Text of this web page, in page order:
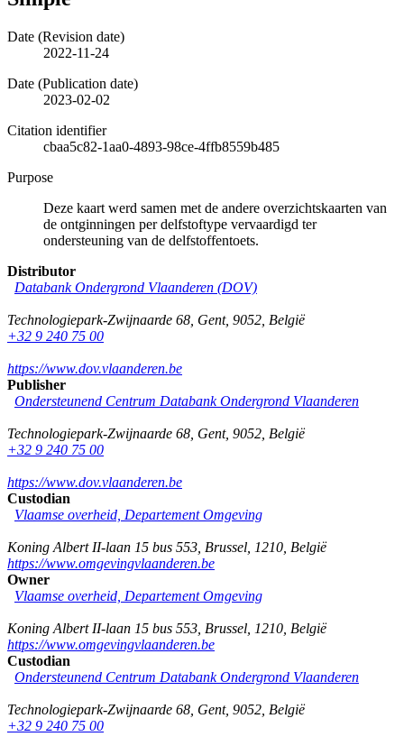
Date (Revision date)
2022-11-24
Date (Publication date)
2023-02-02
Citation identifier
cbaa5c82-1aa0-4893-98ce-4ffb8559b485
Purpose
Deze kaart werd samen met de andere overzichtskaarten van
de ontginningen per delfstoftype vervaardigd ter
ondersteuning van de delfstoffentoets.
Distributor
Databank Ondergrond Vlaanderen (DOV)
Technologiepark-Zwijnaarde 68 Gent, 9052 België
+32 9 240 75 00
https://www.dov.vlaanderen.be
Publisher
Ondersteunend Centrum Databank Ondergrond Vlaanderen
Technologiepark-Zwijnaarde 68 Gent, 9052 België
+32 9 240 75 00
https://www.dov.vlaanderen.be
Custodian
Vlaamse overheid, Departement Omgeving
Koning Albert II-laan 15 bus 553 Brussel 1210 België
https://www.omgevingvlaanderen.be
Owner
Vlaamse overheid, Departement Omgeving
Koning Albert II-laan 15 bus 553 Brussel 1210 België
https://www.omgevingvlaanderen.be
Custodian
Ondersteunend Centrum Databank Ondergrond Vlaanderen
Technologiepark-Zwijnaarde 68 Gent, 9052 België
+32 9 240 75 00